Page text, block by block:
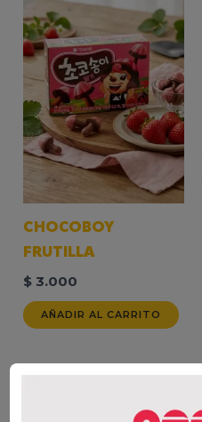
CHOCOBOY
FRUTILLA
$ 3.000
AÑADIR AL CARRITO